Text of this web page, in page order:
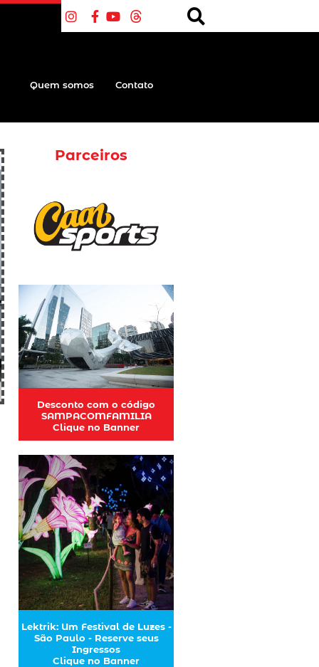
Quem somos Contato
Parceiros
Desconto com o código
SAMPACOMFAMILIA
Clique no Banner
Lektrik: Um Festival de Luzes -
São Paulo - Reserve seus
Ingressos
Clique no Banner